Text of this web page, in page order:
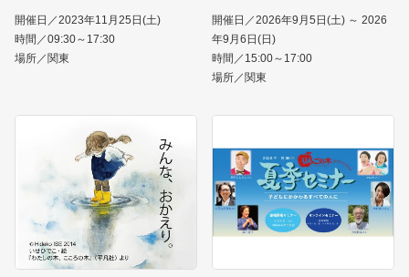
開催日／2023年11月25日(土)
時間／09:30～17:30
場所／関東
開催日／2026年9月5日(土) ～ 2026
年9月6日(日)
時間／15:00～17:00
場所／関東